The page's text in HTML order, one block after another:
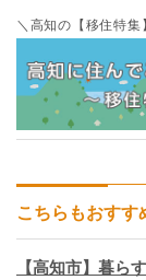
＼高知の【移住特集
こちらもおすす
【高知市】暮ら